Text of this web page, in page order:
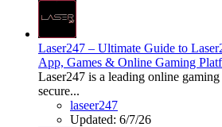
Laser247 – Ultimate Guide to
App, Games & Online Gaming
Laser247 is a leading online
secure...
laseer247
Updated: 6/7/26